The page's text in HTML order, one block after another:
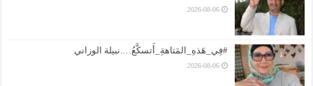
2026-08-06
#فِي_هَذهِ_المَتاهةِ_أَتسكَّعُ….نبيلة الوزاني
2026-08-06